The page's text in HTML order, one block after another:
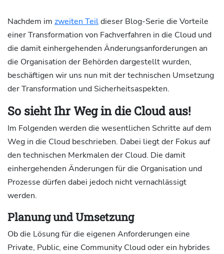
Nachdem im zweiten Teildieser Blog-Serie die Vorteile
einer Transformation von Fachverfahren in die Cloud und
die damit einhergehenden Änderungsanforderungen an
die Organisation der Behörden dargestellt wurden,
beschäftigen wir uns nun mit der technischen Umsetzung
der Transformation und Sicherheitsaspekten.
So sieht Ihr Weg in die Cloud aus!
Im Folgenden werden die wesentlichen Schritte auf dem
Weg in die Cloud beschrieben. Dabei liegt der Fokus auf
den technischen Merkmalen der Cloud. Die damit
einhergehenden Änderungen für die Organisation und
Prozesse dürfen dabei jedoch nicht vernachlässigt
werden.
Planung und Umsetzung
Ob die Lösung für die eigenen Anforderungen eine
Private, Public, eine Community Cloud oder ein hybrides